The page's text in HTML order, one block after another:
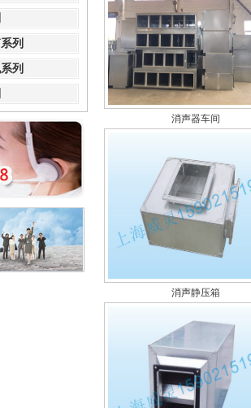
列
列
消声器车间
消声静压箱